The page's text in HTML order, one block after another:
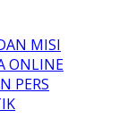
MISI
ONLINE
PERS